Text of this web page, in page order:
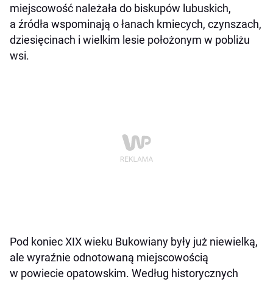
miejscowość należała do biskupów lubuskich,
a źródła wspominają o łanach kmiecych, czynszach,
dziesięcinach i wielkim lesie położonym w pobliżu
wsi.
Pod koniec XIX wieku Bukowiany były już niewielką,
ale wyraźnie odnotowaną miejscowością
w powiecie opatowskim. Według historycznych